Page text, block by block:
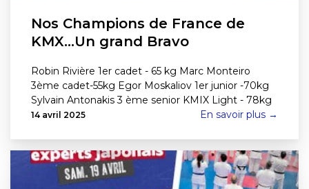
Nos Champions de France de
KMX…Un grand Bravo
Robin Rivière 1er cadet - 65 kg Marc Monteiro
3ème cadet-55kg Egor Moskaliov 1er junior -70kg
Sylvain Antonakis 3 ème senior KMIX Light - 78kg
14 avril 2025 En savoir plus →